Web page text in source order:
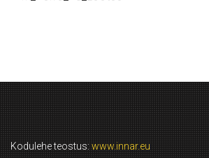
Kodulehe teostus: www.innar.eu